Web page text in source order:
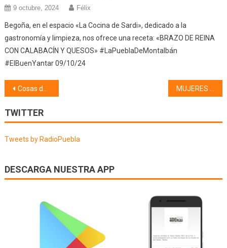
9 octubre, 2024 Félix
Begoña, en el espacio «La Cocina de Sardi», dedicado a la
gastronomía y limpieza, nos ofrece una receta: «BRAZO DE REINA
CON CALABACÍN Y QUESOS» #LaPueblaDeMontalbán
#ElBuenYantar 09/10/24
Navegación
de
entradas
Cosas de mi pueblo, Coplillas y Apodos (29/07/25)
TWITTER
Tweets by RadioPuebla
DESCARGA NUESTRA APP